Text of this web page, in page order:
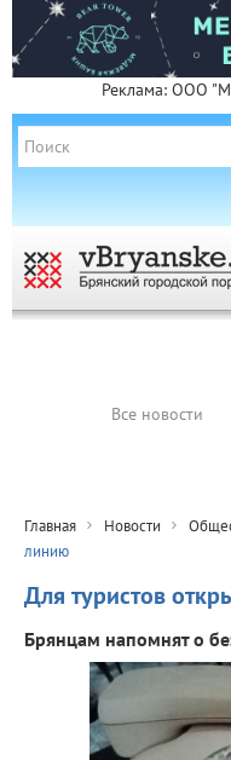
Реклама: ООО
Все новости
Главная Новости
линию
Для туристов
Брянцам напомнят о